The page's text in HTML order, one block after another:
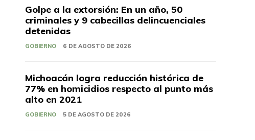
Golpe a la extorsión: En un año, 50
criminales y 9 cabecillas delincuenciales
detenidas
GOBIERNO 6 DE AGOSTO DE 2026
Michoacán logra reducción histórica de
77% en homicidios respecto al punto más
alto en 2021
GOBIERNO 5 DE AGOSTO DE 2026